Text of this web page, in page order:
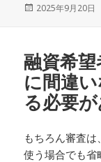
投
2025年9月20日
融資希
に間違
る必要
もちろん審査
使う場合でも省